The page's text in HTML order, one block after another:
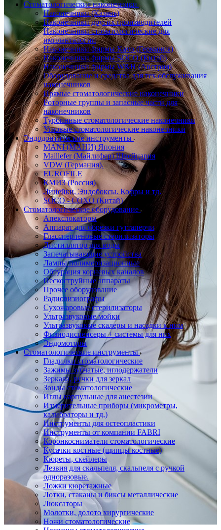
Стоматологические наконечники
Наконечники (Казань)
Наконечники других производителей
Наконечники стоматологические для
импланталогии
Наконечники фирмы Kavo (Германия)
Наконечники фирмы SOCO (Китай)
Наконечники фирмы W&H (Австрия)
Оборудование и средства для тех.обслуживания
наконечников
Прямые стоматологические наконечники
Роторные группы и запасные части для
наконечников
Турбинные стоматологические наконечники
Угловые стоматологические наконечники
Эндодонтические инструменты
MANI (МАНИ) Япония
Maillefer (Майлифер) Швейцария
VDW (Германия).
EUROFILE
КМИЗ (Россия)
Линейки. Эндобоксы. Кофры и тд.
SOCO - COXO (Китай)
Стоматологическое оборудование
Апекслокаторы
Аппарат для обрезки гуттаперчи
Глассперленовые стерилизаторы
Дистиллятор для воды
Запечатывающие устройства
Лампы полимеризационные
Обтурация корневых каналов
Пескоструйные аппараты
Прочее оборудование
Радиовизиографы
Сухожаровые стерилизаторы
Ультразвуковые мойки
Ультразвуковые скалеры и насадки к ним
Физиодиспенсеры + системы для них
Эндомоторы
Стоматологические инструменты
Гладилки стоматологические
Зажимы зубчатые, иглодержатели
Зеркала, ручки для зеркал
Зонды стоматологические
Иглы карпульные для анестезии
Измерительные приборы (микрометры,
калибраторы и тд.)
Инструменты для остеопластики
Инструменты от компании FABRI
Коронкосниматели стоматологические
Кусачки костные (щипцы костные)
Кюреты, скейлеры
Лезвия для скальпеля, скальпеля с ручкой
одноразовые.
Ложки кюретажные
Лотки, стаканы и биксы металлические
Люксаторы
Молотки, долото хирургические
Ножи стоматологические